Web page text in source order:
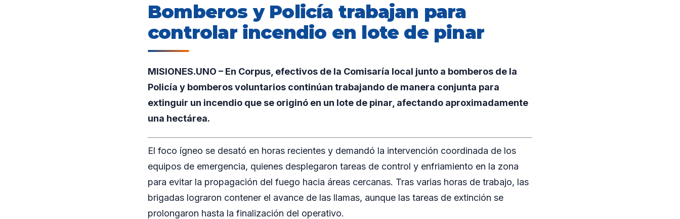
Bomberos y Policía trabajan para
controlar incendio en lote de pinar
MISIONES.UNO – En Corpus, efectivos de la Comisaría local junto a bomberos de la
Policía y bomberos voluntarios continúan trabajando de manera conjunta para
extinguir un incendio que se originó en un lote de pinar, afectando aproximadamente
una hectárea.
El foco ígneo se desató en horas recientes y demandó la intervención coordinada de los
equipos de emergencia, quienes desplegaron tareas de control y enfriamiento en la zona
para evitar la propagación del fuego hacia áreas cercanas. Tras varias horas de trabajo, las
brigadas lograron contener el avance de las llamas, aunque las tareas de extinción se
prolongaron hasta la finalización del operativo.